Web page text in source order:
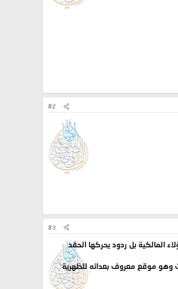
#2
#3
المالكية بل ردود يحركها الحقد
وهو موقع معروف بعدائه للظهرية